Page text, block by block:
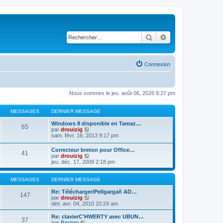
Rechercher
Connexion
Nous sommes le jeu. août 06, 2026 9:27 pm
MESSAGES DERNIER MESSAGE
65
Windows 8 disponible en Tamaz…
par drouizig
o
u
l
t
e
r
l
d
e
r
n
i
sam. févr. 16, 2013 9:17 pm
41
Correcteur breton pour Office…
par drouizig
o
n
s
u
l
t
r
l
e
jeu. déc. 17, 2009 2:18 pm
MESSAGES DERNIER MESSAGE
147
Re: Télécharger/Pellgargañ AD…
par drouizig
o
n
s
dim. avr. 04, 2010 10:24 am
37
Re: clavierC'HWERTY avec UBUN…